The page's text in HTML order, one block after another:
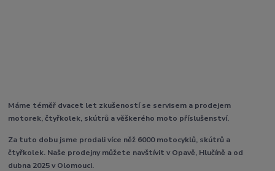
Máme téměř dvacet let zkušeností se servisem a prodejem
motorek, čtyřkolek, skútrů a věškerého moto příslušenství.
Za tuto dobu jsme prodali více něž 6000 motocyklů, skútrů a
čtyřkolek. Naše prodejny můžete navštívit v Opavě, Hlučíně a od
dubna 2025 v Olomouci.